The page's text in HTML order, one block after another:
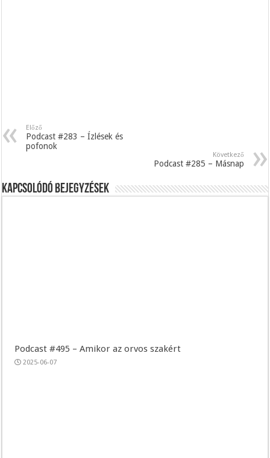
Előző
Podcast #283 – Ízlések és
pofonok
Következő
Podcast #285 – Másnap
Kapcsolódó bejegyzések
Podcast #495 – Amikor az orvos szakért
2025-06-07